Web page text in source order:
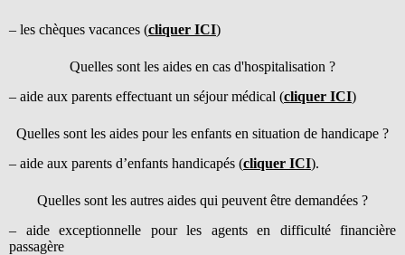
– les chèques vacances (cliquer ICI)
Quelles sont les aides en cas d'hospitalisation ?
– aide aux parents effectuant un séjour médical (cliquer ICI)
Quelles sont les aides pour les enfants en situation de handicape ?
– aide aux parents d’enfants handicapés (cliquer ICI).
Quelles sont les autres aides qui peuvent être demandées ?
– aide exceptionnelle pour les agents en difficulté financière
passagère